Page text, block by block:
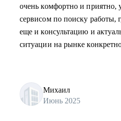
очень комфортно и приятно,
сервисом по поиску работы,
еще и консультацию и
ситуации на рынке
Михаил
Июнь 2025